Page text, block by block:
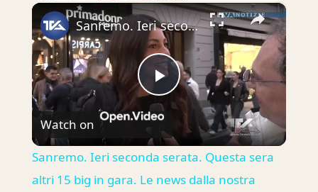
×
Play
Video
Sanremo. Ieri seconda serata. Questa sera altri 15 big in gara. Le news dalla nostra troupe
Watch on
Sanremo. Ieri seconda serata. Questa sera
altri 15 big in gara. Le news dalla nostra